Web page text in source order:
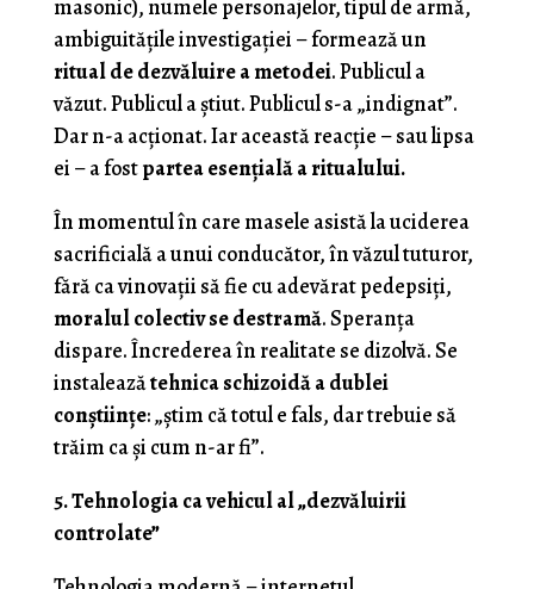
masonic), numele personajelor, tipul de armă,
ambiguitățile investigației – formează un
ritual de dezvăluire a metodei. Publicul a
văzut. Publicul a știut. Publicul s-a „indignat”.
Dar n-a acționat. Iar această reacție – sau lipsa
ei – a fostpartea esențială a ritualului.
În momentul în care masele asistă la uciderea
sacrificială a unui conducător, în văzul tuturor,
fără ca vinovații să fie cu adevărat pedepsiți,
moralul colectiv se destramă. Speranța
dispare. Încrederea în realitate se dizolvă. Se
instaleazătehnica schizoidă a dublei
conștiințe: „știm că totul e fals, dar trebuie să
trăim ca și cum n-ar fi”.
5. Tehnologia ca vehicul al „dezvăluirii
controlate”